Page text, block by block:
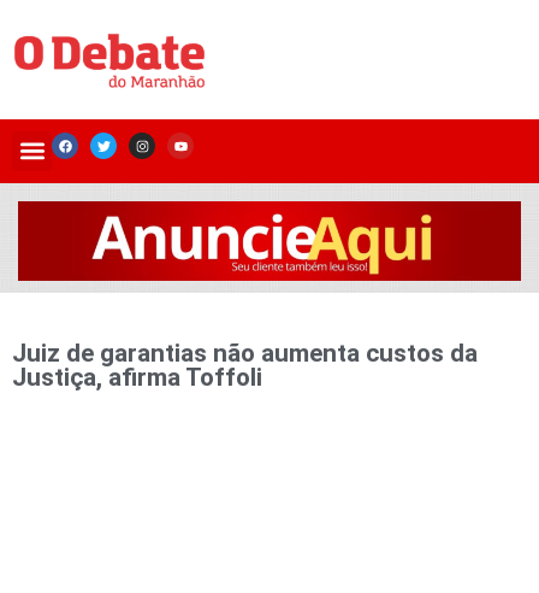
Juiz de garantias não aumenta custos da
Justiça, afirma Toffoli